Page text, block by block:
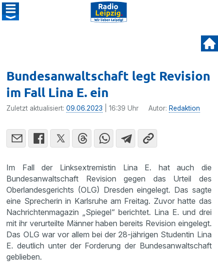
Bundesanwaltschaft legt Revision
im Fall Lina E. ein
Zuletzt aktualisiert:09.06.2023 | 16:39 Uhr Autor: Redaktion
Im Fall der Linksextremistin Lina E. hat auch die
Bundesanwaltschaft Revision gegen das Urteil des
Oberlandesgerichts (OLG) Dresden eingelegt. Das sagte
eine Sprecherin in Karlsruhe am Freitag. Zuvor hatte das
Nachrichtenmagazin „Spiegel“ berichtet. Lina E. und drei
mit ihr verurteilte Männer haben bereits Revision eingelegt.
Das OLG war vor allem bei der 28-jährigen Studentin Lina
E. deutlich unter der Forderung der Bundesanwaltschaft
geblieben.